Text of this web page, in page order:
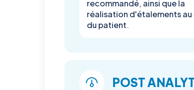
recommandé, ainsi que la
réalisation d'étalements
du patient.
POST